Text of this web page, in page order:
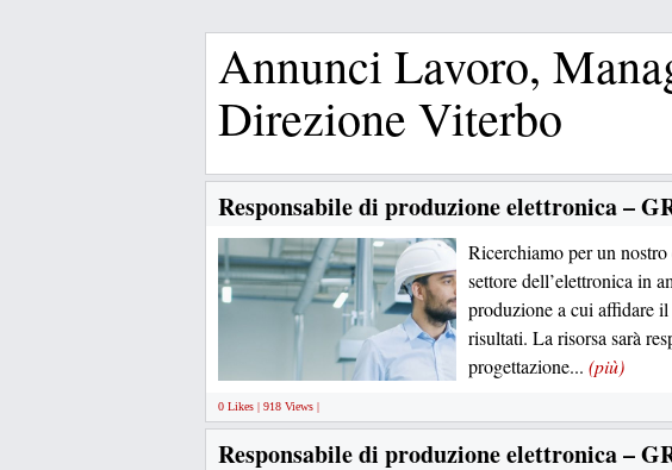
Annunci Lavoro,
Direzione Viterbo
Responsabile di produzione elettronica –
Ricerchiamo per un
settore dell’elettronica in
produzione a cui affidare
risultati. La risorsa sarà
progettazione... (più)
0 Likes | 918 Views |
Responsabile di produzione elettronica –